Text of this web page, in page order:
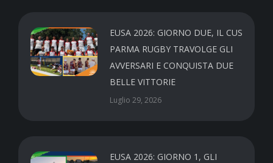
EUSA 2026: GIORNO DUE, IL CUS
PARMA RUGBY TRAVOLGE GLI
AVVERSARI E CONQUISTA DUE
BELLE VITTORIE
Luglio 29, 2026
EUSA 2026: GIORNO 1, GLI